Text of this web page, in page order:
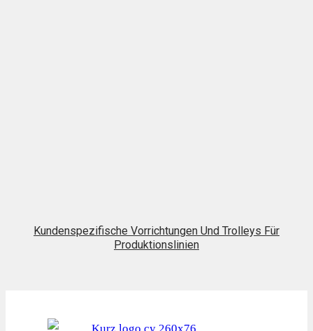
Kundenspezifische Vorrichtungen Und Trolleys Für
Produktionslinien